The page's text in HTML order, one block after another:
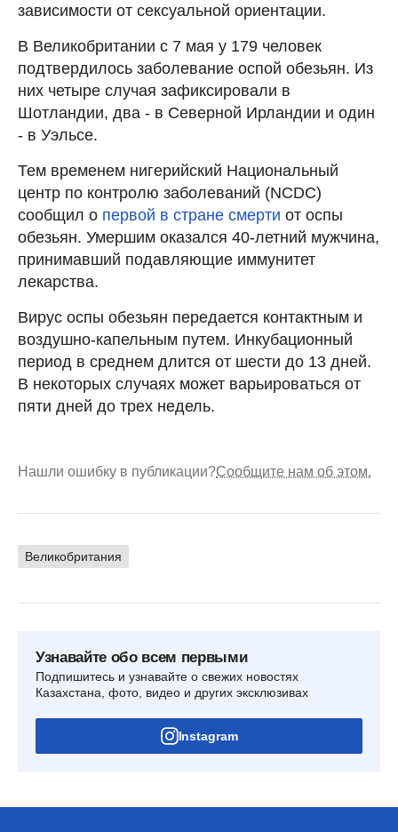
зависимости от сексуальной ориентации.
В Великобритании с 7 мая у 179 человек
подтвердилось заболевание оспой обезьян. Из
них четыре случая зафиксировали в
Шотландии, два - в Северной Ирландии и один
- в Уэльсе.
Тем временем нигерийский Национальный
центр по контролю заболеваний (NCDC)
сообщил о первой в стране смерти от оспы
обезьян. Умершим оказался 40-летний мужчина,
принимавший подавляющие иммунитет
лекарства.
Вирус оспы обезьян передается контактным и
воздушно-капельным путем. Инкубационный
период в среднем длится от шести до 13 дней.
В некоторых случаях может варьироваться от
пяти дней до трех недель.
Нашли ошибку в публикации?Сообщите нам об этом.
Великобритания
Узнавайте обо всем первыми
Подпишитесь и узнавайте о свежих новостях
Казахстана, фото, видео и других эксклюзивах
Instagram